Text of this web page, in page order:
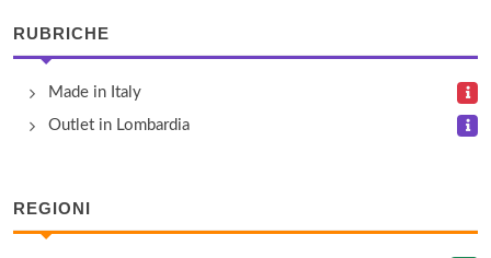
Baldinini
S.P. 125, Km 1,6 , Ioannis Aiello del Friuli
RUBRICHE
Made in Italy
Outlet in Lombardia
REGIONI